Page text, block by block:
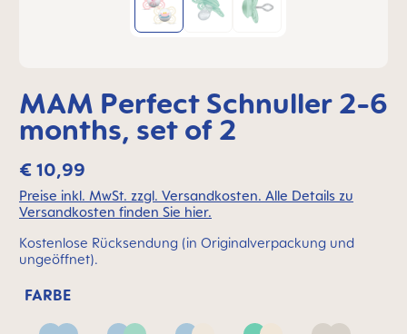
MAM Perfect Schnuller 2-6
months, set of 2
€ 10,99
Preise inkl. MwSt. zzgl. Versandkosten. Alle Details zu
Versandkosten finden Sie hier.
Kostenlose Rücksendung (in Originalverpackung und
ungeöffnet).
FARBE